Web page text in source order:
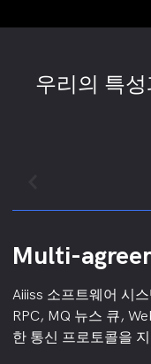
우리의 특
Multi-
Aiiiss 소프트웨어 시
RPC, MQ 뉴스 큐,
한 통신 프로토콜을
주요 사업 데
나. 기본적인 자료 공
ERP기업의 다양한
계를 위한 기본적인
관련 기사
PLM MES Data
상호 작용을 통해 생
니다. 현대 사업에서
전체 창고
MES WMS융합이 있
로, pre-materials의
물자의 통제; 그리고
Sync 다른
다른 시스템과의 인
반영됩니다.